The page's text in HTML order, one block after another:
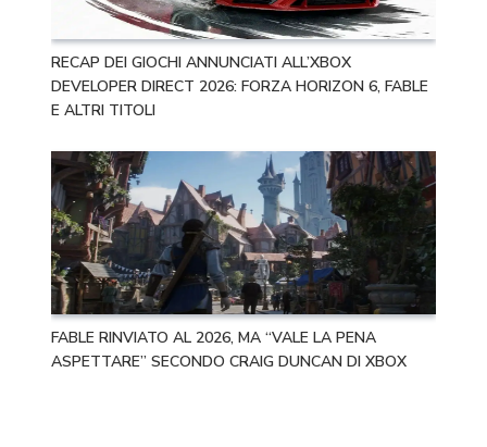
RECAP DEI GIOCHI ANNUNCIATI ALL’XBOX
DEVELOPER DIRECT 2026: FORZA HORIZON 6, FABLE
E ALTRI TITOLI
FABLE RINVIATO AL 2026, MA “VALE LA PENA
ASPETTARE” SECONDO CRAIG DUNCAN DI XBOX